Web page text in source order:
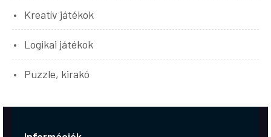
Kreatív játékok
Logikai játékok
Puzzle, kirakó